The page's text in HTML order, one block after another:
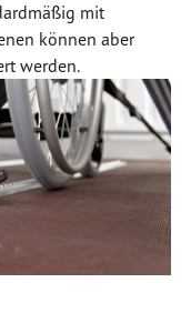
mit
können aber
werden.